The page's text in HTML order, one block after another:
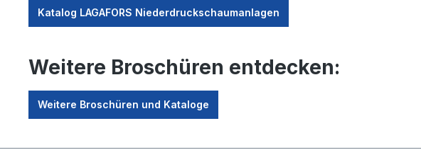
Katalog LAGAFORS Niederdruckschaumanlagen
Weitere Broschüren entdecken:
Weitere Broschüren und Kataloge